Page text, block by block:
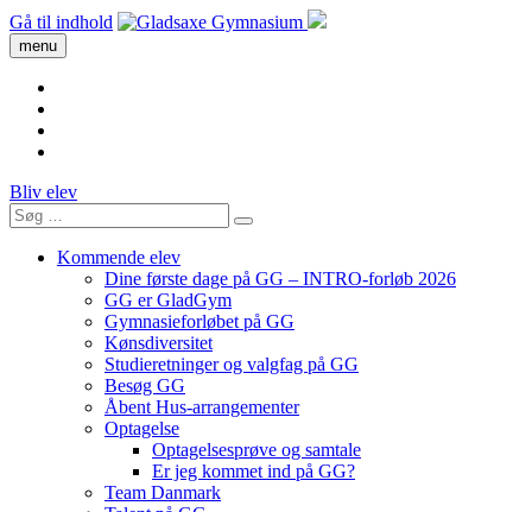
Gå til indhold
menu
Bliv elev
Kommende elev
Dine første dage på GG – INTRO-forløb 2026
GG er GladGym
Gymnasieforløbet på GG
Kønsdiversitet
Studieretninger og valgfag på GG
Besøg GG
Åbent Hus-arrangementer
Optagelse
Optagelsesprøve og samtale
Er jeg kommet ind på GG?
Team Danmark